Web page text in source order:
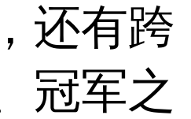
还有跨
冠军之